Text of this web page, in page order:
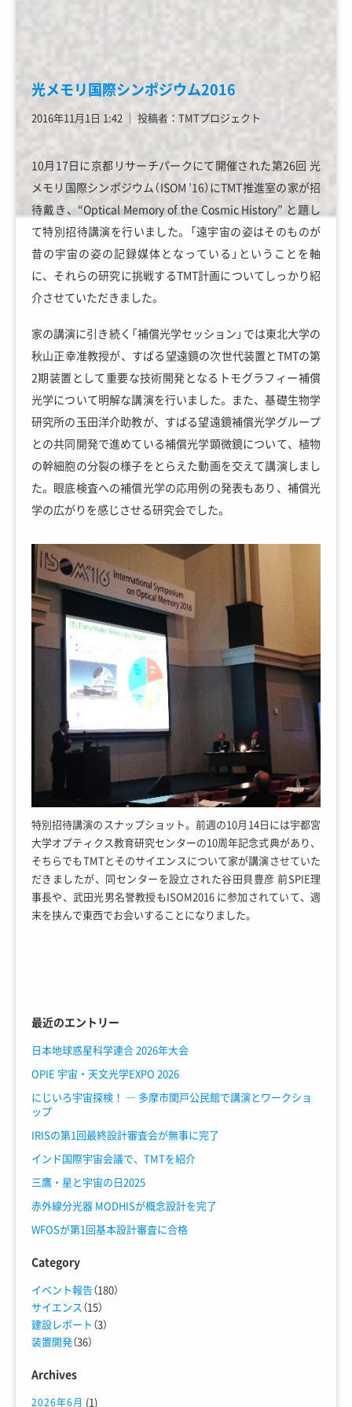
光メモリ国際シンポジウム2016
2016年11月1日 1:42 │ 投稿者：TMTプロジェクト
10月17日に京都リサーチパークにて開催された第26回 光
メモリ国際シンポジウム（ISOM ’16）にTMT推進室の家が招
待戴き、“Optical Memory of the Cosmic History” と題し
て特別招待講演を行いました。「遠宇宙の姿はそのものが
昔の宇宙の姿の記録媒体となっている」ということを軸
に、それらの研究に挑戦するTMT計画についてしっかり紹
介させていただきました。
家の講演に引き続く「補償光学セッション」では東北大学の
秋山正幸准教授が、すばる望遠鏡の次世代装置とTMTの第
2期装置として重要な技術開発となるトモグラフィー補償
光学について明解な講演を行いました。また、基礎生物学
研究所の玉田洋介助教が、すばる望遠鏡補償光学グループ
との共同開発で進めている補償光学顕微鏡について、植物
の幹細胞の分裂の様子をとらえた動画を交えて講演しまし
た。眼底検査への補償光学の応用例の発表もあり、補償光
学の広がりを感じさせる研究会でした。
特別招待講演のスナップショット。前週の10月14日には宇都宮
大学オプティクス教育研究センターの10周年記念式典があり、
そちらでもTMTとそのサイエンスについて家が講演させていた
だきましたが、同センターを設立された谷田貝豊彦 前SPIE理
事長や、武田光男名誉教授もISOM2016 に参加されていて、週
末を挟んで東西でお会いすることになりました。
最近のエントリー
日本地球惑星科学連合 2026年大会
OPIE 宇宙・天文光学EXPO 2026
にじいろ宇宙探検！ ― 多摩市関戸公民館で講演とワークショ
ップ
IRISの第1回最終設計審査会が無事に完了
インド国際宇宙会議で、TMTを紹介
三鷹・星と宇宙の日2025
赤外線分光器 MODHISが概念設計を完了
WFOSが第1回基本設計審査に合格
Category
イベント報告（180）
サイエンス （15）
建設レポート （3）
装置開発（36）
Archives
2026年6月 (1)